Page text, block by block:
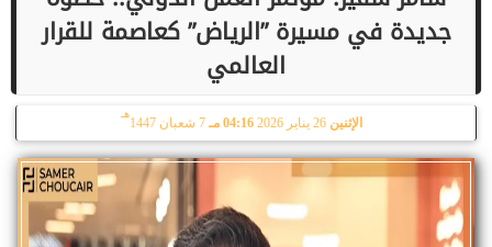
جديدة في مسيرة ”الرياض” كعاصمة للقرار
العالمي
الإثنين 04:16 مـ 7 شعبان 1447
هـ